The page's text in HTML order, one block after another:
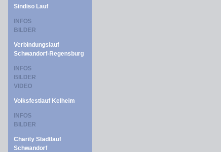
Sindiso Lauf
INFOS
BILDER
Verbindungslauf
Schwandorf-Regensburg
INFOS
BILDER
VIDEO
Volksfestlauf Kelheim
INFOS
BILDER
Charity Stadtlauf
Schwandorf